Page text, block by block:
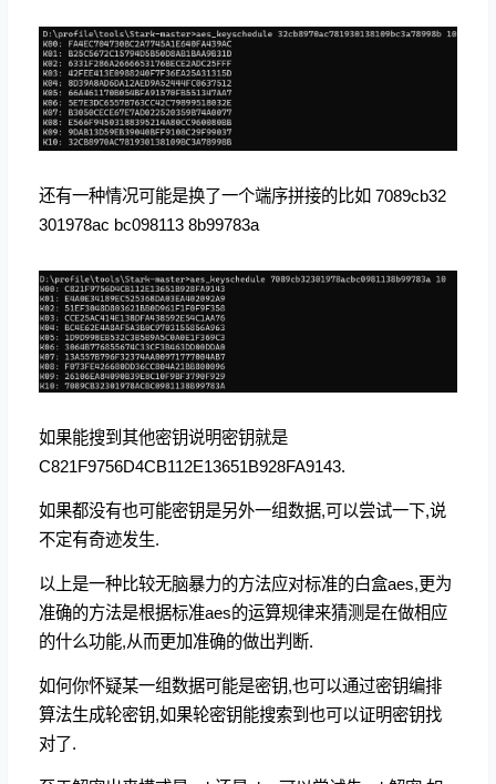
还有一种情况可能是换了一个端序拼接的比如 7089cb32
301978ac bc098113 8b99783a
如果能搜到其他密钥说明密钥就是
C821F9756D4CB112E13651B928FA9143.
如果都没有也可能密钥是另外一组数据,可以尝试一下,说
不定有奇迹发生.
以上是一种比较无脑暴力的方法应对标准的白盒aes,更为
准确的方法是根据标准aes的运算规律来猜测是在做相应
的什么功能,从而更加准确的做出判断.
如何你怀疑某一组数据可能是密钥,也可以通过密钥编排
算法生成轮密钥,如果轮密钥能搜索到也可以证明密钥找
对了.